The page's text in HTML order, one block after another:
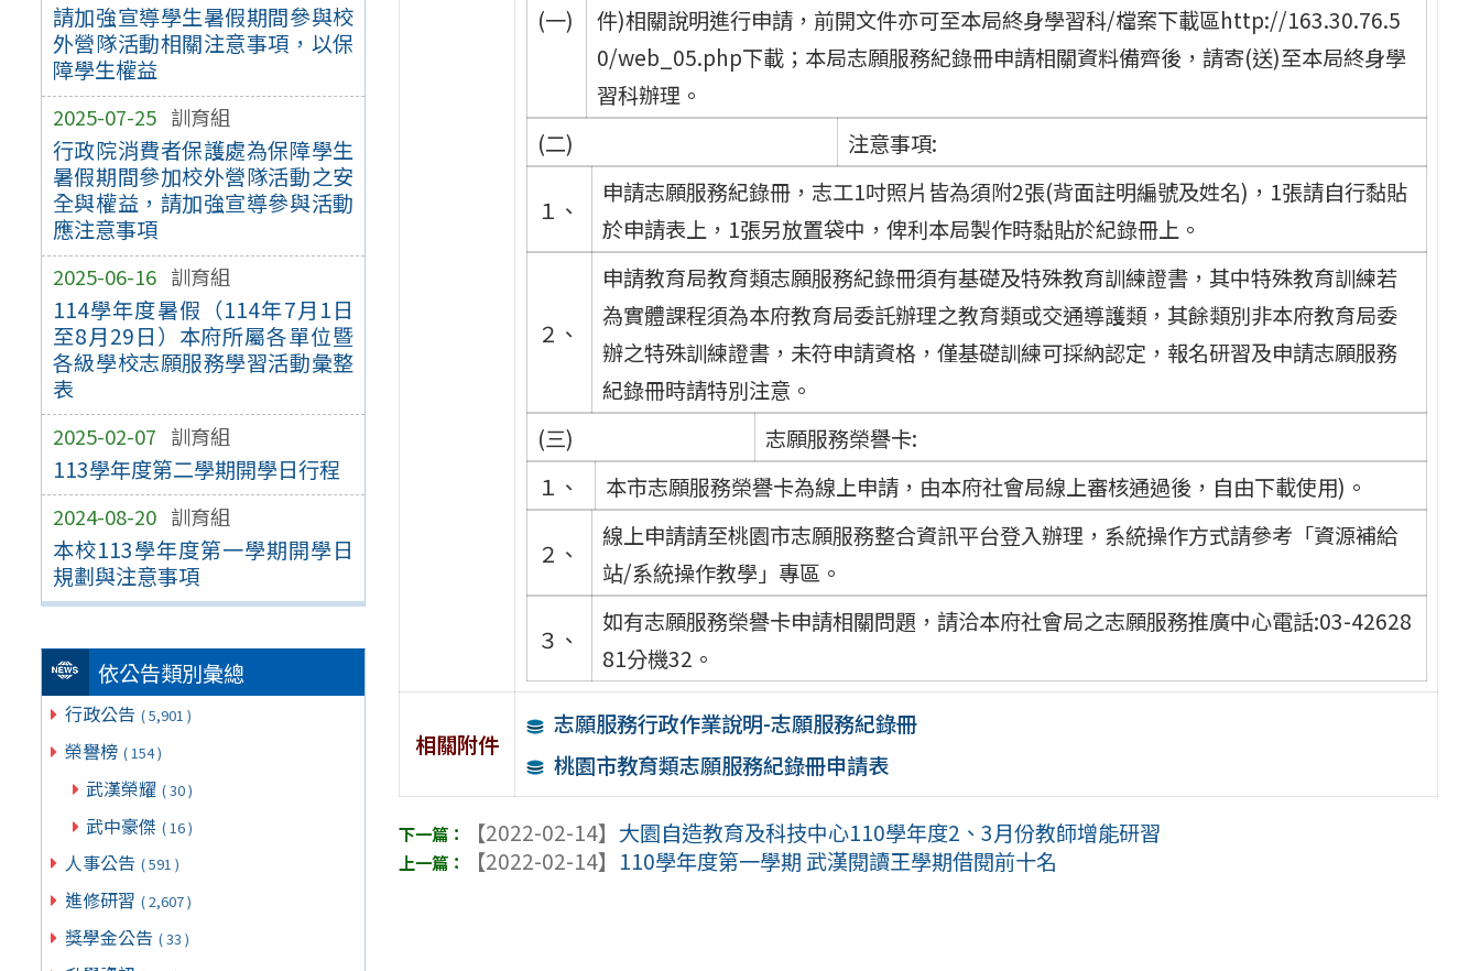
請加強宣導學生暑假期間參與校
外營隊活動相關注意事項，以保
障學生權益
2025-07-25 訓育組
行政院消費者保護處為保障學生
暑假期間參加校外營隊活動之安
全與權益，請加強宣導參與活動
應注意事項
2025-06-16 訓育組
114學年度暑假（114年7月1日
至8月29日）本府所屬各單位暨
各級學校志願服務學習活動彙整
表
2025-02-07 訓育組
113學年度第二學期開學日行程
2024-08-20 訓育組
本校113學年度第一學期開學日
規劃與注意事項
依公告類別彙總
行政公告 ( 5,901 )
榮譽榜 ( 154 )
武漢榮耀 ( 30 )
武中豪傑 ( 16 )
人事公告 ( 591 )
進修研習 ( 2,607 )
獎學金公告 ( 33 )
(一)
件)相關說明進行申請，前開文件亦可至本局終身學習科/檔案下載區http://163.30.76.5
0/web_05.php下載；本局志願服務紀錄冊申請相關資料備齊後，請寄(送)至本局終身學
習科辦理。
(二)
注意事項:
１、
申請志願服務紀錄冊，志工1吋照片皆為須附2張(背面註明編號及姓名)，1張請自行黏貼
於申請表上，1張另放置袋中，俾利本局製作時黏貼於紀錄冊上。
２、
申請教育局教育類志願服務紀錄冊須有基礎及特殊教育訓練證書，其中特殊教育訓練若
為實體課程須為本府教育局委託辦理之教育類或交通導護類，其餘類別非本府教育局委
辦之特殊訓練證書，未符申請資格，僅基礎訓練可採納認定，報名研習及申請志願服務
紀錄冊時請特別注意。
(三)
志願服務榮譽卡:
１、
本市志願服務榮譽卡為線上申請，由本府社會局線上審核通過後，自由下載使用)。
２、
線上申請請至桃園市志願服務整合資訊平台登入辦理，系統操作方式請參考「資源補給
站/系統操作教學」專區。
３、
如有志願服務榮譽卡申請相關問題，請洽本府社會局之志願服務推廣中心電話:03-42628
81分機32。
相關附件
志願服務行政作業說明-志願服務紀錄冊
桃園市教育類志願服務紀錄冊申請表
【2022-02-14】 大園自造教育及科技中心110學年度2、3月份教師增能研習
【2022-02-14】 110學年度第一學期 武漢閱讀王學期借閱前十名